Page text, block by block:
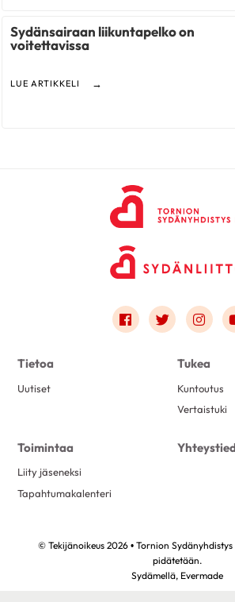
Sydänsairaan liikuntapelko on
voitettavissa
LUE ARTIKKELI
Link to facebook
Link toLink
Tietoa
Uutiset
Tukea
Kuntoutus
Vertaistuki
Toimintaa
Liity jäseneksi
Tapahtumakalenteri
© Tekijänoikeus 2026 • Tornion Sydänyhdistys
pidätetään.
Sydämellä, Evermade